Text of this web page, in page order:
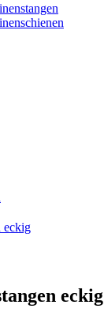
eckig
eckig